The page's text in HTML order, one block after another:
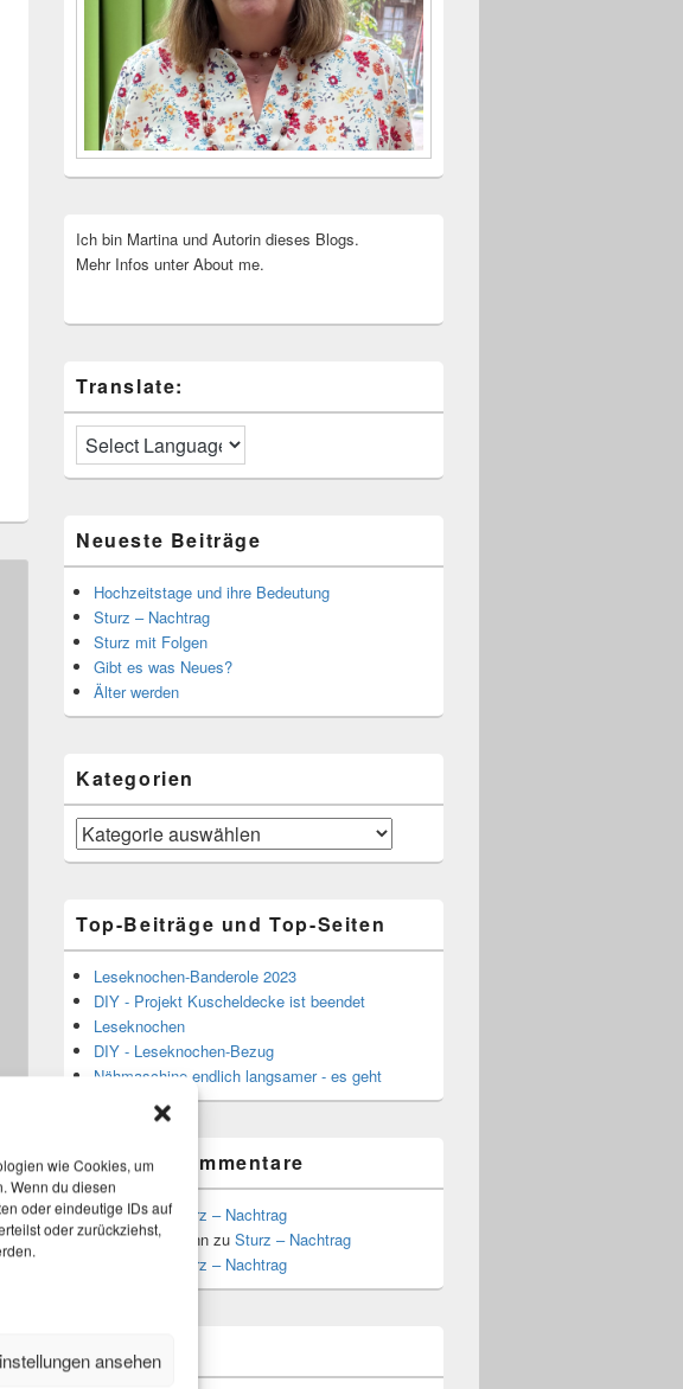
wie Cookies, um
Wenn du diesen
oder eindeutige IDs auf
oder zurückziehst,
ansehen
Ich bin Martina und Autorin dieses Blogs.
Mehr Infos unter About me.
Translate:
Neueste Beiträge
Hochzeitstage und ihre Bedeutung
Sturz – Nachtrag
Sturz mit Folgen
Gibt es was Neues?
Älter werden
Kategorien
Kategorien
Top-Beiträge und Top-Seiten
Leseknochen-Banderole 2023
DIY - Projekt Kuscheldecke ist beendet
Leseknochen
DIY - Leseknochen-Bezug
Nähmaschine endlich langsamer - es geht
Neueste Kommentare
MartinazuSturz – Nachtrag
Stefan Hoffmann zu Sturz – Nachtrag
Sturz – Nachtrag
Themen